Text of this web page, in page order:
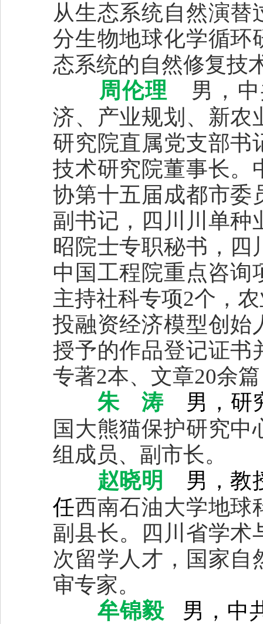
从生态系统自然演替
分生物地球化学循环
态系统的自然修复技
周伦理
男，
济、产业规划、新农
研究院直属党支部书
技术研究院董事长。
协第十五届成都市委
副书记，四川川单种
昭院士专职秘书，四
中国工程院重点咨询
主持社科专项2个，
投融资经济模型创始
授予的作品登记证书
专著2本、文章20余
朱 涛
男， 研
国大熊猫保护研究
组成员、副市长。
赵晓明
男，教
任西南石油大学地球
副县长。四川省学术
次留学人才，国家自
审专家。
牟锦毅
男，中